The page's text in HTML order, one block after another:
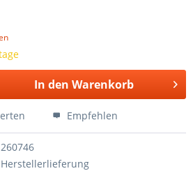
In den Warenkorb
Empfehlen
260746
Herstellerlieferung